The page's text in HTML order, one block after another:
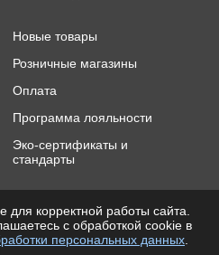
Новые товары
Розничные магазины
Оплата
Программа лояльности
Эко-сертификаты и
стандарты
корректной работы сайта.
с обработкой cookie в
персональных данных